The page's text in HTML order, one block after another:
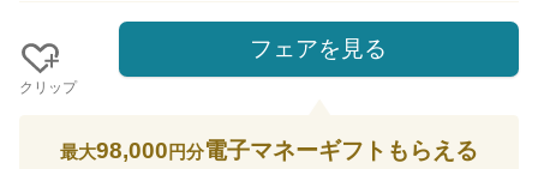
クリップ
フェアを見る
最大98,000 円分電子マネーギフトもらえる